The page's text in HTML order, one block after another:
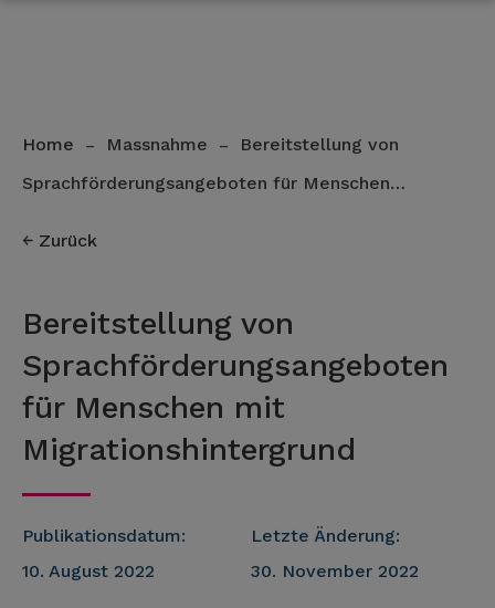
Home – Massnahme –
Bereitstellung von
Sprachförderungsangeboten für Menschen…
Zurück
Bereitstellung von
Sprachförderungsangeboten
für Menschen mit
Migrationshintergrund
Publikationsdatum:
10. August 2022
Letzte Änderung:
30. November 2022